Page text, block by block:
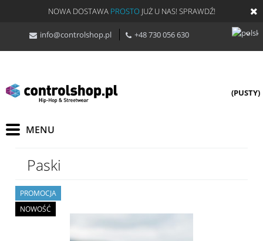
NOWA DOSTAWA PROSTO JUŻ U NAS! SPRAWDŹ!
info@controlshop.pl +48 730 056 630
(PUSTY)
Paski
PROMOCJA
NOWOŚĆ